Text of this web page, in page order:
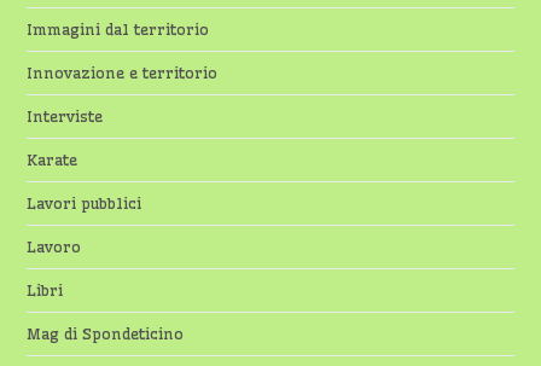
Immagini dal territorio
Innovazione e territorio
Interviste
Karate
Lavori pubblici
Lavoro
Libri
Mag di Spondeticino